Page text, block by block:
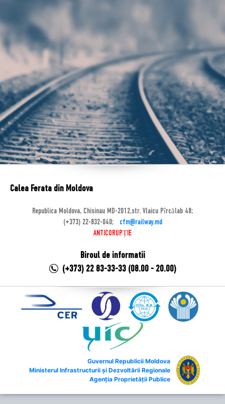
Calea Ferata din Moldova
Republica Moldova, Chisinau MD-2012,str. Vlaicu Pîrcălab 48;
(+373) 22-832-040;
cfm@railway.md
ANTICORUPȚIE
Biroul de informatii
(+373) 22 83-33-33 (08.00 - 20.00)
Guvernul Republicii Moldova
Ministerul Infrastructurii și Dezvoltării Regionale
Agenția Proprietății Publice